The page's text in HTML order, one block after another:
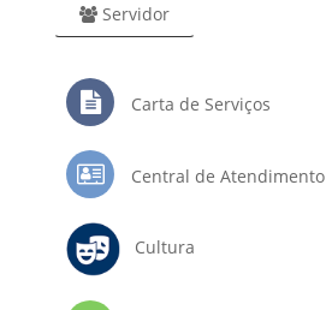
Servidor
Carta de Serviços
Central de Atendimento
Cultura